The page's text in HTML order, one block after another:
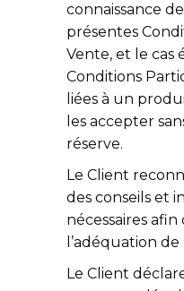
connaissance
présentes
Vente, et le cas
Conditions
liées à un
les accepter
réserve.
Le Client
des conseils et
nécessaires afin
l’adéquation de
Le Client